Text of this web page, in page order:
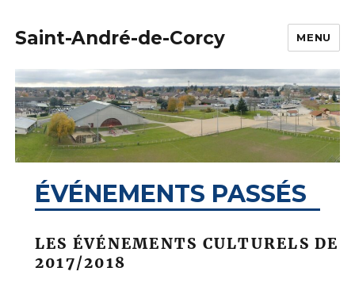
Saint-André-de-Corcy MENU
ÉVÉNEMENTS PASSÉS
LES ÉVÉNEMENTS CULTURELS DE
2017/2018